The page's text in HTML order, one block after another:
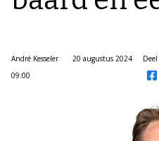
André Kesseler
20 augustus 2024
09:00